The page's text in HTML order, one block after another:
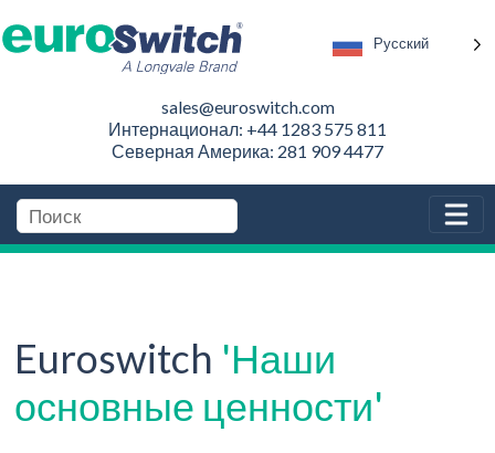
Русский
sales@euroswitch.com
Интернационал: +44 1283 575 811
Северная Америка: 281 909 4477
Euroswitch 'Наши
основные ценности'